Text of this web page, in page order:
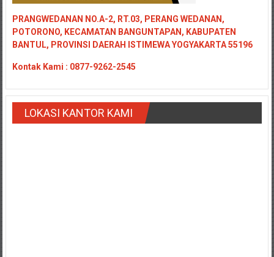
PRANGWEDANAN NO.A-2, RT.03, PERANG WEDANAN,
POTORONO, KECAMATAN BANGUNTAPAN, KABUPATEN
BANTUL, PROVINSI DAERAH ISTIMEWA YOGYAKARTA 55196
Kontak Kami : 0877-9262-2545
LOKASI KANTOR KAMI